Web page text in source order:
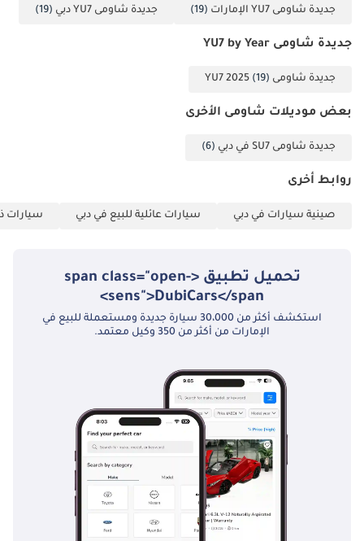
إضافية)
(أمامية – جانبية –
نقاط تثبيت ISOFIX
السلامة النشطة:
تحذير التصادم الأمامي
نظام تنبيه السائق من
جديدة شاومى YU7 الإمارات (19) جديدة شاومى YU7 دبي (19)
جديدة شاومى YU7 by Year
جديدة شاومى YU7 2025 (19)
بعض موديلات شاومى الأخرى
جديدة شاومى SU7 في دبي (6)
روابط أخرى
صينية سيارات في دبي سيارات عائلية للبيع في دبي سيارات
تحميل تطبيق <span class="open-
sens">DubiCars</span>
استكشف أكثر من 30،000 سيارة جديدة ومستعملة للبيع في
الإمارات من أكثر من 350 وكيل معتمد.